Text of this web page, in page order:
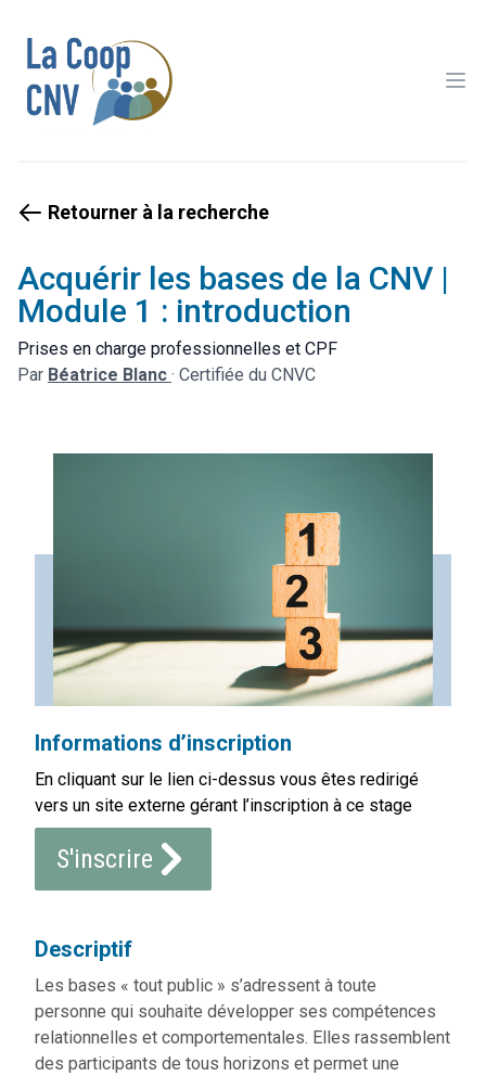
Retourner à la recherche
Acquérir les bases de la CNV |
Module 1 : introduction
Prises en charge professionnelles et CPF
Par Béatrice Blanc · Certifiée du CNVC
Informations d’inscription
En cliquant sur le lien ci-dessus vous êtes redirigé
vers un site externe gérant l’inscription à ce stage
S'inscrire
Descriptif
Les bases « tout public » s’adressent à toute
personne qui souhaite développer ses compétences
relationnelles et comportementales. Elles rassemblent
des participants de tous horizons et permet une